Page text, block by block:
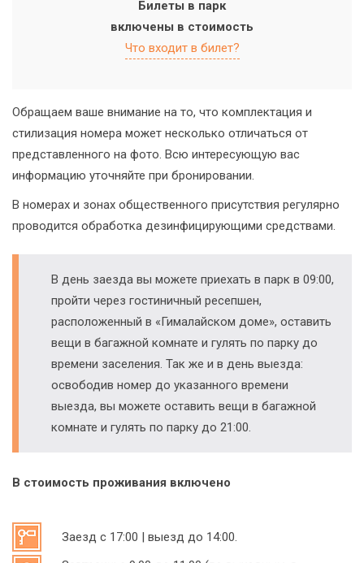
Билеты в парк
включены в стоимость
Что входит в билет?
Обращаем ваше внимание на то, что комплектация и
стилизация номера может несколько отличаться от
представленного на фото. Всю интересующую вас
информацию уточняйте при бронировании.
В номерах и зонах общественного присутствия регулярно
проводится обработка дезинфицирующими средствами.
В день заезда вы можете приехать в парк в 09:00,
пройти через гостиничный ресепшен,
расположенный в «Гималайском доме», оставить
вещи в багажной комнате и гулять по парку до
времени заселения. Так же и в день выезда:
освободив номер до указанного времени
выезда, вы можете оставить вещи в багажной
комнате и гулять по парку до 21:00.
В стоимость проживания включено
Заезд с 17:00 | выезд до 14:00.